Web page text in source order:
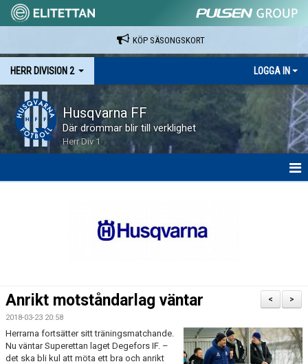
KÖP SÄSONGSKORT
HERR DIVISION 2 LOGGA IN
Husqvarna FF
Där drömmar blir till verklighet
Herr Div 1
MATCHER
>
<
Anrikt motståndarlag väntar
2018-03-23 20:58
Herrarna fortsätter sitt träningsmatchande.
Nu väntar Superettan laget Degefors IF. –
det ska bli kul att möta ett bra och anrikt